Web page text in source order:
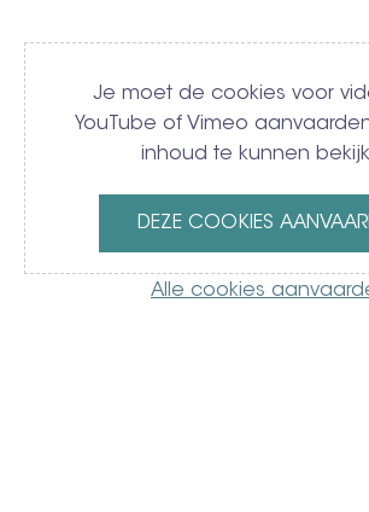
Video
Je moet de cookies voor
YouTube of Vimeo
inhoud te kunnen
DEZE COOKIES
Alle cookies